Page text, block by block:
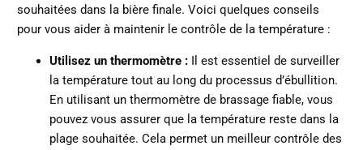
souhaitées dans la bière finale. Voici quelques conseils
pour vous aider à maintenir le contrôle de la température :
Utilisez un thermomètre : Il est essentiel de surveiller
la température tout au long du processus d’ébullition.
En utilisant un thermomètre de brassage fiable, vous
pouvez vous assurer que la température reste dans la
plage souhaitée. Cela permet un meilleur contrôle des